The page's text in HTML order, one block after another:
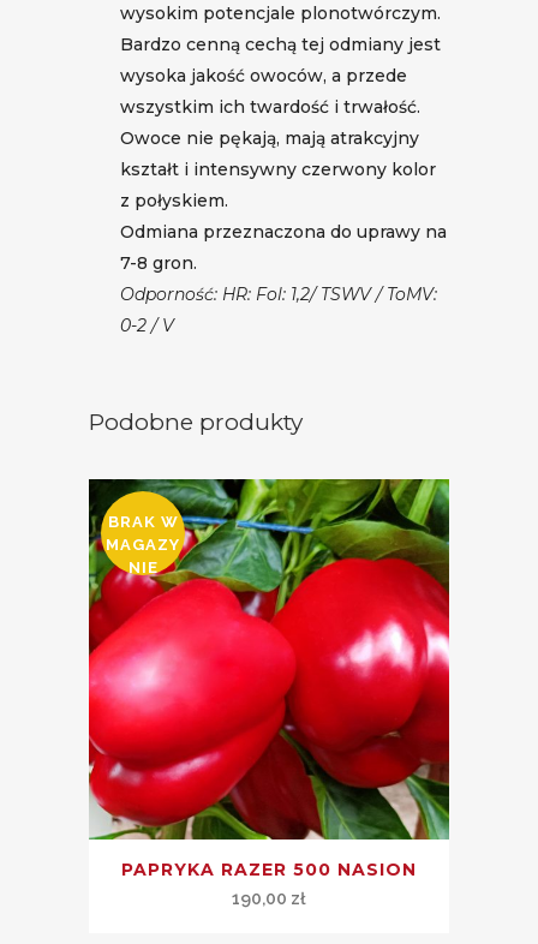
wysokim potencjale plonotwórczym.
Bardzo cenną cechą tej odmiany jest
wysoka jakość owoców, a przede
wszystkim ich twardość i trwałość.
Owoce nie pękają, mają atrakcyjny
kształt i intensywny czerwony kolor
z połyskiem.
Odmiana przeznaczona do uprawy na
7-8 gron.
Odporność: HR: Fol: 1,2/ TSWV / ToMV:
0-2 / V
Podobne produkty
BRAK W
MAGAZY
NIE
PAPRYKA RAZER 500 NASION
190,00 zł